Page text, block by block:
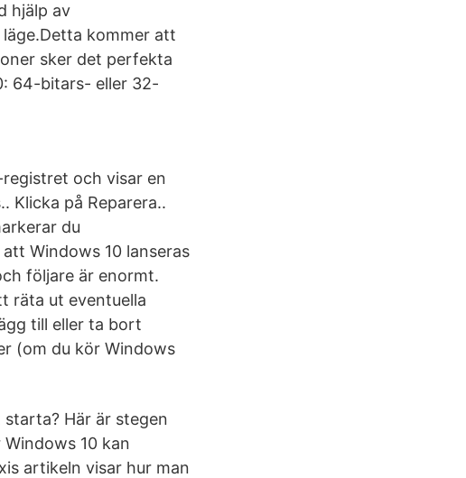
hjälp av
kommer att
sker det perfekta
64-bitars- eller 32-
och visar en
Klicka på Reparera..
du
Windows 10 lanseras
följare är enormt.
räta ut eventuella
till eller ta bort
(om du kör Windows
Här är stegen
10 kan
artikeln visar hur man